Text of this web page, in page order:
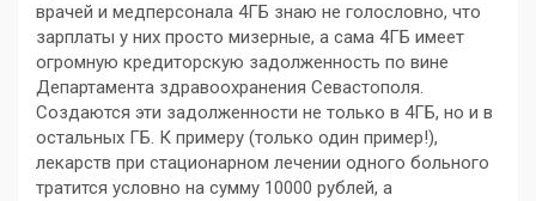
врачей и медперсонала 4ГБ знаю не голословно, что
зарплаты у них просто мизерные, а сама 4ГБ имеет
огромную кредиторскую задолженность по вине
Департамента здравоохранения Севастополя.
Создаются эти задолженности не только в 4ГБ, но и в
остальных ГБ. К примеру (только один пример!),
лекарств при стационарном лечении одного больного
тратится условно на сумму 10000 рублей, а